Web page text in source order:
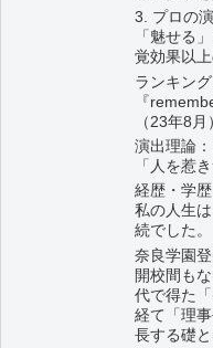
3. プロの
「魅せる
覚効果以
ランキン
『
（23年8月
演出理論
「人を惹
経歴・学
私の人生
続でした。
奈良学園
開校間も
代で得た
経て「理
長する礎と